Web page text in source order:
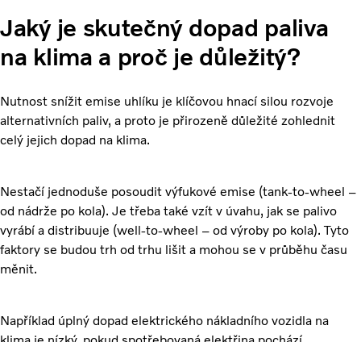
Jaký je skutečný dopad paliva
na klima a proč je důležitý?
Nutnost snížit emise uhlíku je klíčovou hnací silou rozvoje
alternativních paliv, a proto je přirozeně důležité zohlednit
celý jejich dopad na klima.
Nestačí jednoduše posoudit výfukové emise (tank-to-wheel –
od nádrže po kola). Je třeba také vzít v úvahu, jak se palivo
vyrábí a distribuuje (well-to-wheel – od výroby po kola). Tyto
faktory se budou trh od trhu lišit a mohou se v průběhu času
měnit.
Například úplný dopad elektrického nákladního vozidla na